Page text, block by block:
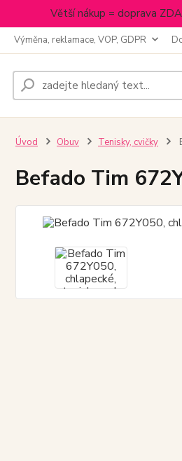
Větší nákup = doprava
Výměna, reklamace, VOP, GDPR
Úvod Obuv Tenisky, cvičky
Befado Tim